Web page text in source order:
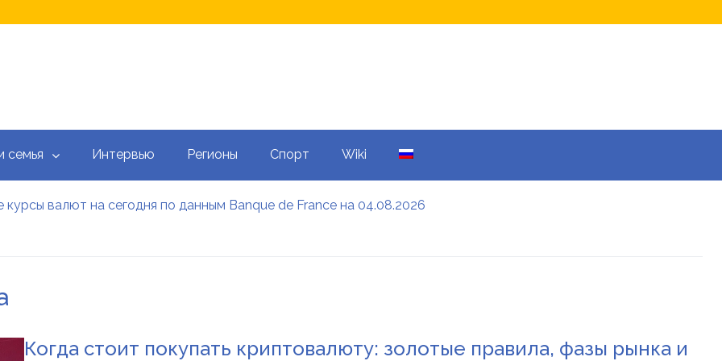
семья Интервью Регионы Спорт Wiki
курсы валют на сегодня по данным Banque de France на 04.08.2026
сегодня онлайн: Оперативный обзор НБУ, банков и обменников
Когда стоит покупать криптовалюту: золотые правила, фазы рынка и